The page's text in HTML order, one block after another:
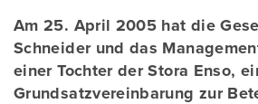
Am 25. April 2005 hat die
Schneider und das
einer Tochter der Stora Enso,
Grundsatzvereinbarung zur